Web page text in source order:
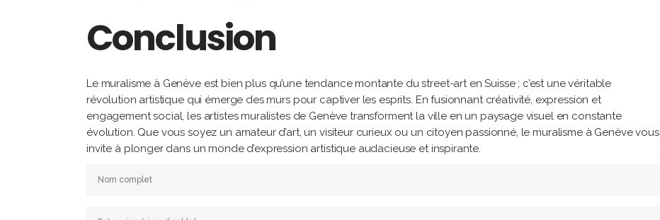
Conclusion
Le muralisme à Genève est bien plus qu’une tendance montante du street-art en Suisse ; c’est une véritable
révolution artistique qui émerge des murs pour captiver les esprits. En fusionnant créativité, expression et
engagement social, les artistes muralistes de Genève transforment la ville en un paysage visuel en constante
évolution. Que vous soyez un amateur d’art, un visiteur curieux ou un citoyen passionné, le muralisme à Genève vous
invite à plonger dans un monde d’expression artistique audacieuse et inspirante.